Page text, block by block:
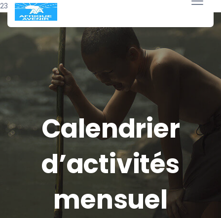
23 février 2026
Calendrier
d’activités
mensuel